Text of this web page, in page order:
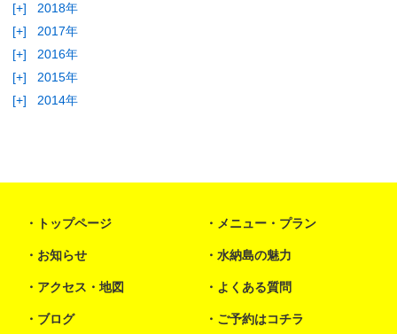
[+]
2018年
[+]
2017年
[+]
2016年
[+]
2015年
[+]
2014年
トップページ メニュー・プラン
お知らせ 水納島の魅力
アクセス・地図 よくある質問
ブログ ご予約はコチラ